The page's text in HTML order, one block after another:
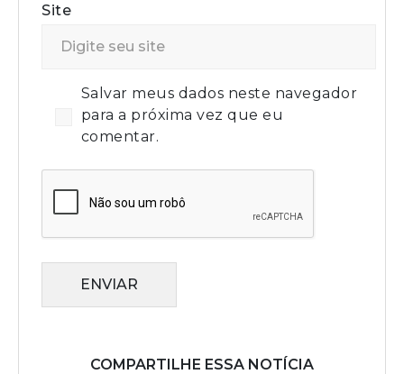
Site
Salvar meus dados neste navegador
para a próxima vez que eu
comentar.
ENVIAR
COMPARTILHE ESSA NOTÍCIA